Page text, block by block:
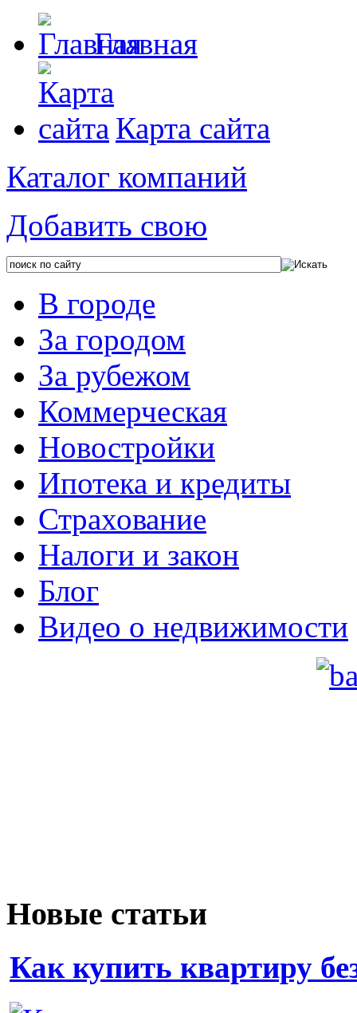
Главная
Карта сайта
Каталог компаний
Добавить свою
В городе
За городом
За рубежом
Коммерческая
Новостройки
Ипотека и кредиты
Страхование
Налоги и закон
Блог
Видео о недвижимости
Новые статьи
Как купить квартиру